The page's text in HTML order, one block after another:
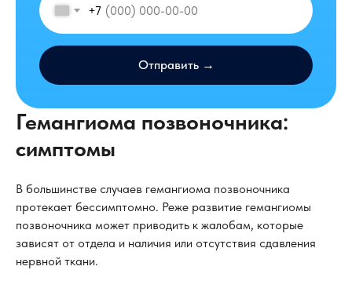
+7
Отправить →
Гемангиома позвоночника:
симптомы
В большинстве случаев гемангиома позвоночника
протекает бессимптомно. Реже развитие гемангиомы
позвоночника может приводить к жалобам, которые
зависят от отдела и наличия или отсутствия сдавления
нервной ткани.